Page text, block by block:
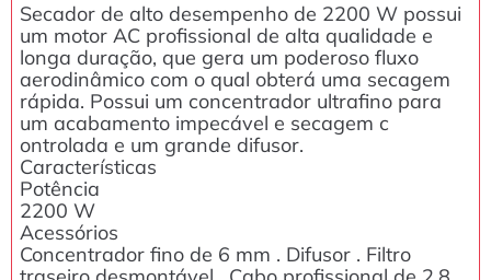
Secador de alto desempenho de 2200 W possui
um motor AC profissional de alta qualidade e
longa duração, que gera um poderoso fluxo
aerodinâmico com o qual obterá uma secagem
rápida. Possui um concentrador ultrafino para
um acabamento impecável e secagem c
ontrolada e um grande difusor.
Características
Potência
2200 W
Acessórios
Concentrador fino de 6 mm . Difusor . Filtro